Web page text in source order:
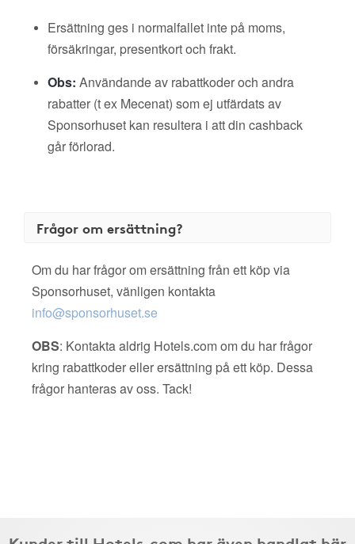
Ersättning ges i normalfallet inte på moms,
försäkringar, presentkort och frakt.
Obs: Användande av rabattkoder och andra
rabatter (t ex Mecenat) som ej utfärdats av
Sponsorhuset kan resultera i att din cashback
går förlorad.
Frågor om ersättning?
Om du har frågor om ersättning från ett köp via
Sponsorhuset, vänligen kontakta
info@sponsorhuset.se
OBS: Kontakta aldrig Hotels.com om du har frågor
kring rabattkoder eller ersättning på ett köp. Dessa
frågor hanteras av oss. Tack!